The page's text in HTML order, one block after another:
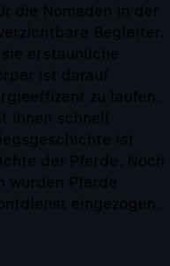
die Nomaden in der
Begleiter.
erstaunliche
ist darauf
zu laufen.
ihnen schnell
ist
der Pferde. Noch
wurden Pferde
eingezogen.